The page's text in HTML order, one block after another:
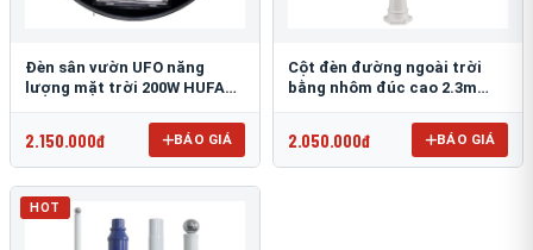
Đèn sân vườn UFO năng
lượng mặt trời 200W HUFA
2.150.000đ BÁO GIÁ
Cột đèn đường ngoài trời
bằng nhôm đúc cao 2.3m
2.050.000đ BÁO GIÁ
HOT